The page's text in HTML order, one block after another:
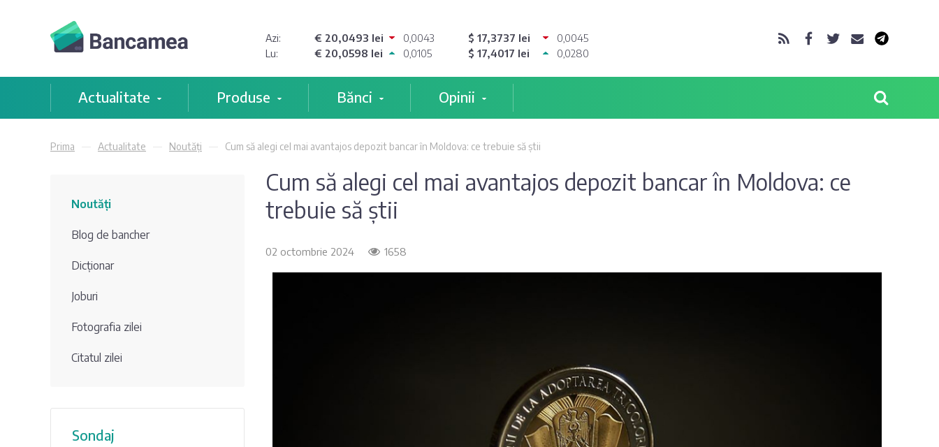
Azi: € 20,0493 lei 0,0043 $ 17,3737 lei 0,0045
Lu: € 20,0598 lei 0,0105 $ 17,4017 lei 0,0280
Actualitate Produse Bănci Opinii
Prima Actualitate Noutăți Cum să alegi cel mai avantajos depozit bancar în Moldova: ce trebuie să știi
Noutăți
Blog de bancher
Dicționar
Joburi
Fotografia zilei
Citatul zilei
Sondaj
Cum să alegi cel mai avantajos depozit bancar în Moldova: ce
trebuie să știi
02 octombrie 2024 1658